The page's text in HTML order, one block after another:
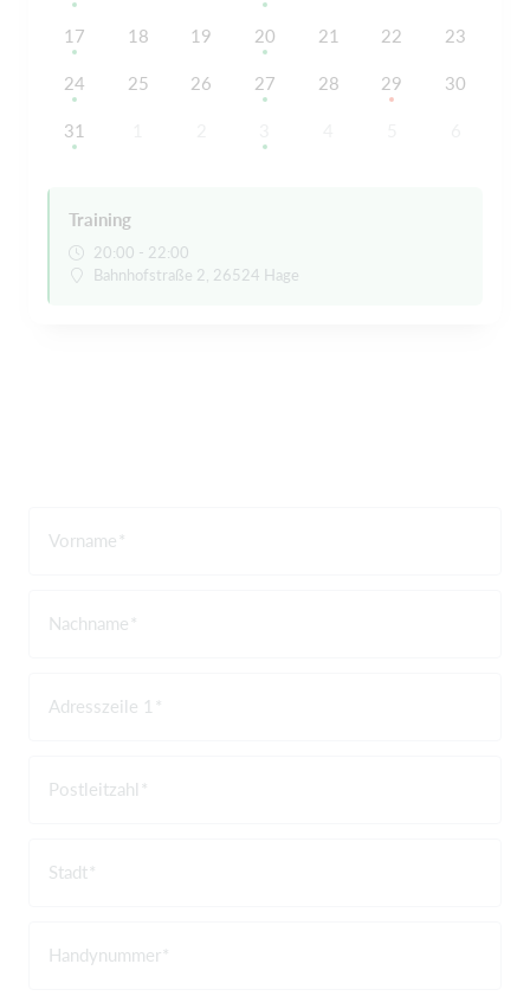
17 18 19 20 21 22 23
24 25 26 27 28 29 30
31
Training
20:00 - 22:00
Bahnhofstraße 2, 26524 Hage
Vorname
Nachname
Adresszeile 1
Postleitzahl
Stadt
Handynummer